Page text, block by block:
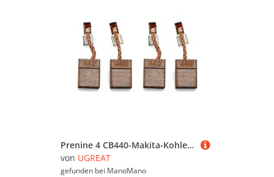
Prenine 4 CB440-Makita-Kohlebürsten, Kohlebürsten für Makita CB-440 DF458Z DTD140 DTD146 DHP456 DHP458/482 DTW251 BHP451 BHP452 Bohrer, 13 x 10 x 3 mm
von UGREAT
gefunden bei ManoMano